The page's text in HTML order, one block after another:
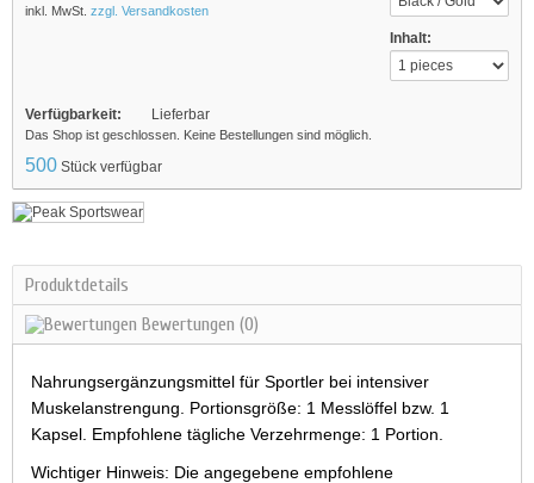
Inhalt:
inkl. MwSt. zzgl. Versandkosten
Verfügbarkeit: Lieferbar
Das Shop ist geschlossen. Keine Bestellungen sind möglich.
500 Stück verfügbar
Produktdetails
Bewertungen (0)
Nahrungsergänzungsmittel für Sportler bei intensiver
Muskelanstrengung. Portionsgröße: 1 Messlöffel bzw. 1
Kapsel. Empfohlene tägliche Verzehrmenge: 1 Portion.
Wichtiger Hinweis: Die angegebene empfohlene